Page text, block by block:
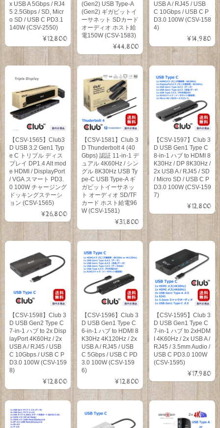
x USB A 5Gbps / RJ4
5 2.5Gbps / SD, Micr
o SD / USB C PD3.1
140W (CSV-2550)
¥12,800
(Gen2) USB Type-A
(Gen2) ギガビットイ
ーサネット SDカード
オーディオ ホスト給
電150W (CSV-1583)
¥44,800
USB A / RJ45 / USB
C 10Gbps / USB C P
D3.0 100W (CSV-158
4)
¥14,980
【CSV-1565】Club3
D USB 3.2 Gen1 Typ
e C トリプル ディス
プレイ DP1.4 Alt mod
e HDMI / DisplayPort
/ VGA スマート PD3.
0 100W チャージング
ドッキングステーシ
ョン (CSV-1565)
¥26,800
【CSV-1581】Club 3
D Thunderbolt 4 (40
Gbps) 認証 11-in-1 デ
ュアル 4K60Hz / シン
グル 8K30Hz USB Ty
pe-C USB Type-A ギ
ガビットイーサネッ
ト オーディオ SD/TF
カード ホスト給電96
W (CSV-1581)
¥31,800
【CSV-1597】Club 3
D USB Gen1 Type C
8-in-1 ハブ to HDMI 8
K30Hz / DP 8K30Hz /
2x USB A / RJ45 / SD
/ Micro SD / USB C P
D3.0 100W (CSV-159
7)
¥12,800
【CSV-1598】Club 3
D USB Gen2 Type C
7-in-1 ハブ to 2x Disp
layPort 4K60Hz / 2x
USB A / RJ45 / USB
C 10Gbps / USB C P
D3.0 100W (CSV-159
8)
¥12,800
【CSV-1596】Club 3
D USB Gen1 Type C
6-in-1 ハブ to HDMI 8
K30Hz 4K120Hz / 2x
USB A / RJ45 / USB
C 5Gbps / USB C PD
3.0 100W (CSV-159
6)
¥12,800
【CSV-1595】Club 3
D USB Gen1 Type C
7-in-1 ハブ to 2xHDM
I 4K60Hz / 2x USB A /
RJ45 / 3.5mm Audio /
USB C PD3.0 100W
(CSV-1595)
¥17,980